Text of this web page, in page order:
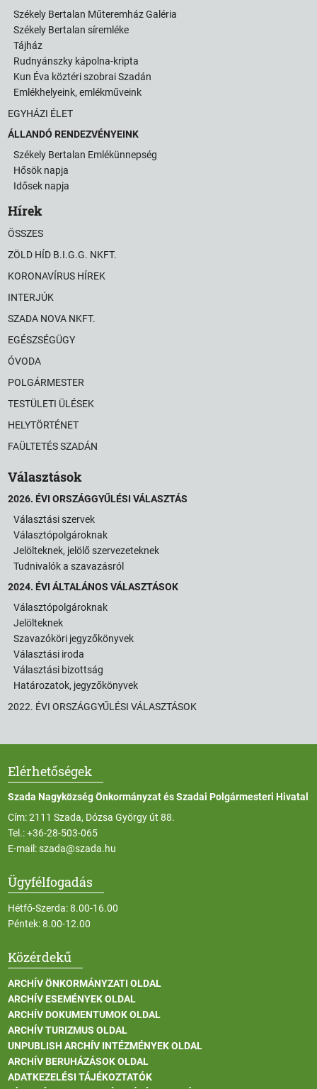
Székely Bertalan Műteremház Galéria
Székely Bertalan síremléke
Tájház
Rudnyánszky kápolna-kripta
Kun Éva köztéri szobrai Szadán
Emlékhelyeink, emlékműveink
EGYHÁZI ÉLET
ÁLLANDÓ RENDEZVÉNYEINK
Székely Bertalan Emlékünnepség
Hősök napja
Idősek napja
Hírek
ÖSSZES
ZÖLD HÍD B.I.G.G. NKFT.
KORONAVÍRUS HÍREK
INTERJÚK
SZADA NOVA NKFT.
EGÉSZSÉGÜGY
ÓVODA
POLGÁRMESTER
TESTÜLETI ÜLÉSEK
HELYTÖRTÉNET
FAÜLTETÉS SZADÁN
Választások
2026. ÉVI ORSZÁGGYŰLÉSI VÁLASZTÁS
Választási szervek
Választópolgároknak
Jelölteknek, jelölő szervezeteknek
Tudnivalók a szavazásról
2024. ÉVI ÁLTALÁNOS VÁLASZTÁSOK
Választópolgároknak
Jelölteknek
Szavazóköri jegyzőkönyvek
Választási iroda
Választási bizottság
Határozatok, jegyzőkönyvek
2022. ÉVI ORSZÁGGYŰLÉSI VÁLASZTÁSOK
Elérhetőségek
Szada Nagyközség Önkormányzat és Szadai Polgármesteri Hivatal
Cím: 2111 Szada, Dózsa György út 88.
Tel.:+36-28-503-065
E-mail:szada@szada.hu
Ügyfélfogadás
Hétfő-Szerda: 8.00-16.00
Péntek: 8.00-12.00
Közérdekű
ARCHÍV ÖNKORMÁNYZATI OLDAL
ARCHÍV ESEMÉNYEK OLDAL
ARCHÍV DOKUMENTUMOK OLDAL
ARCHÍV TURIZMUS OLDAL
UNPUBLISH ARCHÍV INTÉZMÉNYEK OLDAL
ARCHÍV BERUHÁZÁSOK OLDAL
ADATKEZELÉSI TÁJÉKOZTATÓK